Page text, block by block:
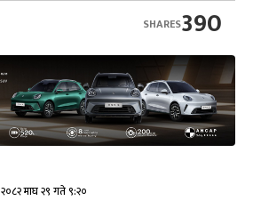
390
SHARES
२०८२ माघ २९ गते ९:२०